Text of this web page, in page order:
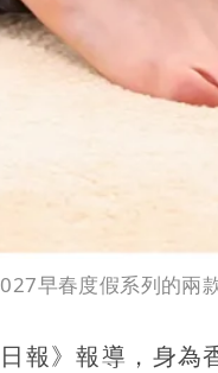
早春度假系列的兩
報》報導，身